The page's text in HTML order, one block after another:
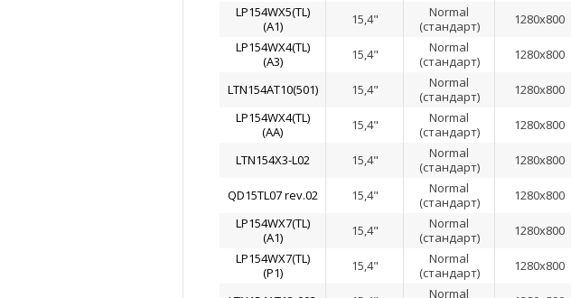
LP154WX5(TL)
(A1)
15,4"
Normal
(стандарт)
1280x800
LP154WX4(TL)
(A3)
15,4"
Normal
(стандарт)
1280x800
LTN154AT10(501) 15,4"
Normal
(стандарт)
1280x800
LP154WX4(TL)
(AA)
15,4"
Normal
(стандарт)
1280x800
LTN154X3-L02 15,4"
Normal
(стандарт)
1280x800
QD15TL07 rev.02 15,4"
Normal
(стандарт)
1280x800
LP154WX7(TL)
(A1)
15,4"
Normal
(стандарт)
1280x800
LP154WX7(TL)
(P1)
15,4"
Normal
(стандарт)
1280x800
Normal